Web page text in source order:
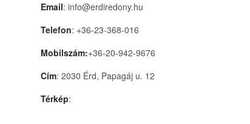
Email: info@erdiredony.hu
Telefon: +36-23-368-016
Mobilszám:+36-20-942-9676
Cím: 2030 Érd, Papagáj u. 12
Térkép: